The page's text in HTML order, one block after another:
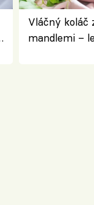
Vláčný koláč
mandlemi –